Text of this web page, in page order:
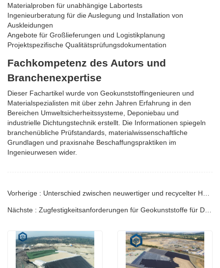
Materialproben für unabhängige Labortests
Ingenieurberatung für die Auslegung und Installation von
Auskleidungen
Angebote für Großlieferungen und Logistikplanung
Projektspezifische Qualitätsprüfungsdokumentation
Fachkompetenz des Autors und
Branchenexpertise
Dieser Fachartikel wurde von Geokunststoffingenieuren und
Materialspezialisten mit über zehn Jahren Erfahrung in den
Bereichen Umweltsicherheitssysteme, Deponiebau und
industrielle Dichtungstechnik erstellt. Die Informationen spiegeln
branchenübliche Prüfstandards, materialwissenschaftliche
Grundlagen und praxisnahe Beschaffungspraktiken im
Ingenieurwesen wider.